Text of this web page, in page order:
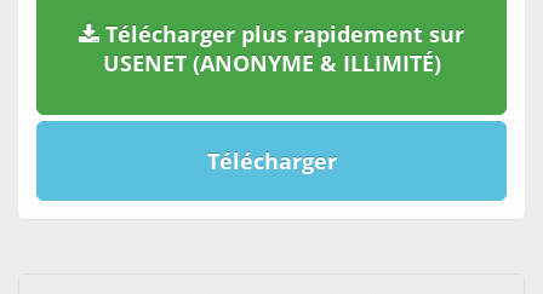
Télécharger plus rapidement sur
USENET (ANONYME & ILLIMITÉ)
Télécharger